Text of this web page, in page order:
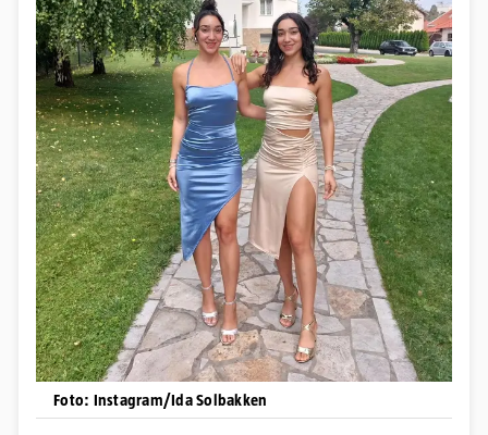
Foto: Instagram/Ida Solbakken